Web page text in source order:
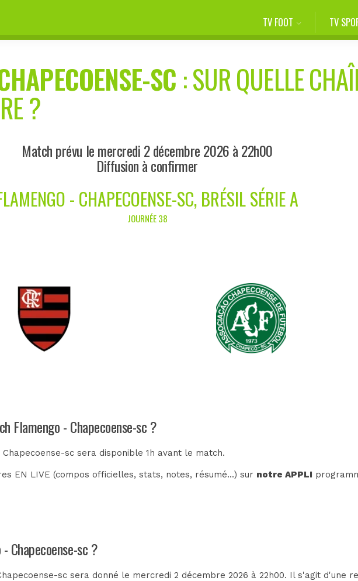
TV FOOT TV
SC : SUR QUELLE
?
Match prévu le mercredi 2 décembre 2026 à 22h00
Diffusion à confirmer
- CHAPECOENSE-SC, BRÉSIL SÉRIE A
JOURNÉE 38
Flamengo - Chapecoense-sc ?
sc sera disponible 1h avant le match.
EN LIVE (compos officielles, stats, notes, résumé...) sur notre APPLI
Chapecoense-sc ?
sc sera donné le mercredi 2 décembre 2026 à 22h00. Il s'agit d'une